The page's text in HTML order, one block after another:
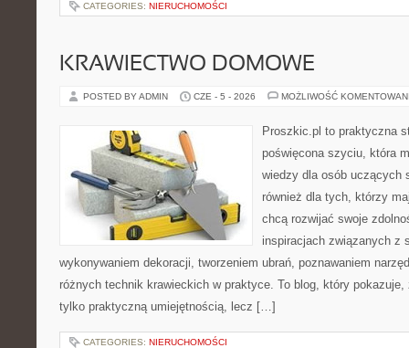
CATEGORIES: NIERUCHOMOŚCI
KRAWIECTWO DOMOWE
POSTED BY ADMIN CZE - 5 - 2026 MOŻLIWOŚĆ
Proszkic.pl to praktyczna
poświęcona szyciu, która
wiedzy dla osób uczących
również dla tych, którzy
chcą rozwijać swoje
inspiracjach związanych z
wykonywaniem dekoracji, tworzeniem ubrań, poznawaniem
różnych technik krawieckich w praktyce. To blog, który
tylko praktyczną umiejętnością, lecz […]
CATEGORIES: NIERUCHOMOŚCI